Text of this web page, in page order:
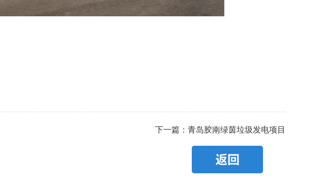
下一篇：青岛胶南绿茵垃圾发电项目